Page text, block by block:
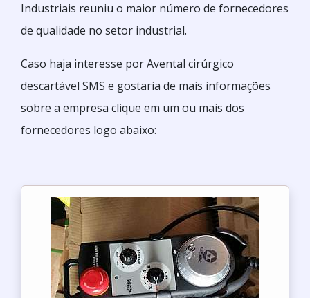
Industriais reuniu o maior número de fornecedores
de qualidade no setor industrial.
Caso haja interesse por Avental cirúrgico
descartável SMS e gostaria de mais informações
sobre a empresa clique em um ou mais dos
fornecedores logo abaixo: